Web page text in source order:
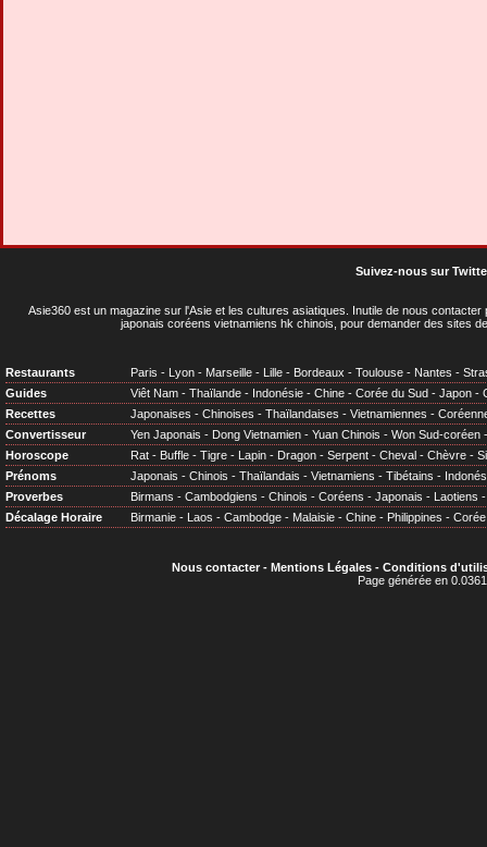
Suivez-nous sur
Asie360 est un magazine sur l'Asie et les cultures asiatiques . Inutile de nous
japonais coréens vietnamiens hk chinois, pour demander des sites
Restaurants Paris - Lyon - Marseille - Lille - Bordeaux - Toulouse - Nantes -
Guides
Viêt Nam - Thaïlande - Indonésie - Chine - Corée du Sud - Japon -
Recettes
Japonaises - Chinoises - Thaïlandaises - Vietnamiennes -
Convertisseur
Yen Japonais - Dong Vietnamien - Yuan Chinois - Won Sud-coréen
Horoscope
Rat - Buffle - Tigre - Lapin - Dragon - Serpent - Cheval - Chèvre -
Prénoms
Japonais - Chinois - Thaïlandais - Vietnamiens - Tibétains -
Proverbes
Birmans - Cambodgiens - Chinois - Coréens - Japonais - Laotiens
Décalage Horaire
Birmanie - Laos - Cambodge - Malaisie - Chine - Philippines - Corée
Nous contacter- Mentions Légales- Conditions
Page générée en